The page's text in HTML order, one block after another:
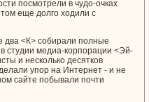
посмотрели в чудо-очках
еще долго ходили с
<К> собирали полные
студии медиа-корпорации <Эй-
и несколько десятков
упор на Интернет - и не
сайте побывали почти